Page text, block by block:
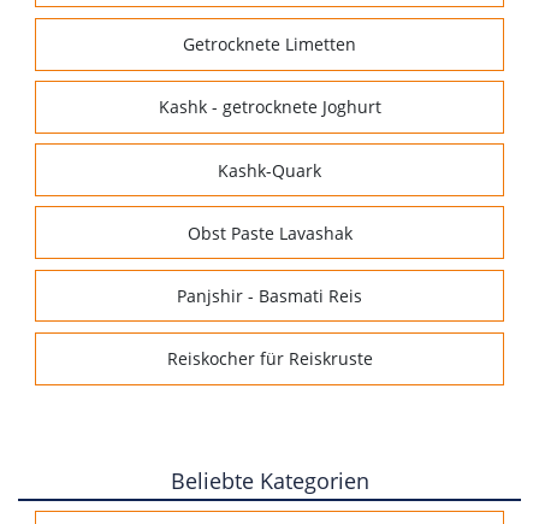
Getrocknete Limetten
Kashk - getrocknete Joghurt
Kashk-Quark
Obst Paste Lavashak
Panjshir - Basmati Reis
Reiskocher für Reiskruste
Beliebte Kategorien